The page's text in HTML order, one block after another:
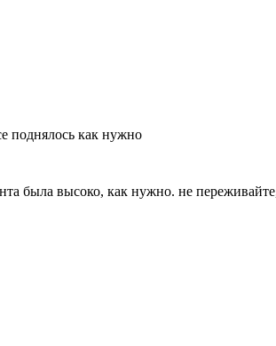
поднялось как нужно
была высоко, как нужно. не